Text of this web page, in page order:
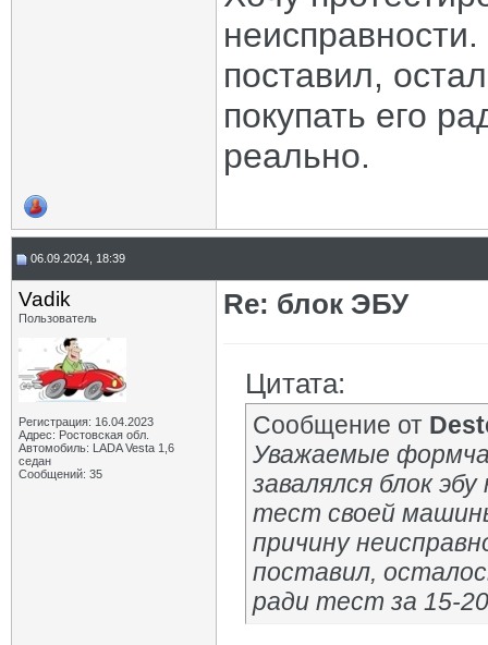
поставил,
покупать его
реально.
06.09.2024, 18:39
Vadik
Пользователь
Регистрация: 16.04.2023
Адрес: Ростовская обл.
Автомобиль: LADA Vesta 1,6
седан
Сообщений: 35
Re: блок ЭБУ
Цитата:
Сообщение от
Уважаемые
завалялся блок
тест своей
причину
поставил,
ради тест за 15-